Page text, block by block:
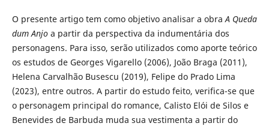
O presente artigo tem como objetivo analisar a obraA Queda
dum Anjoa partir da perspectiva da indumentária dos
personagens. Para isso, serão utilizados como aporte teórico
os estudos de Georges Vigarello (2006), João Braga (2011),
Helena Carvalhão Busescu (2019), Felipe do Prado Lima
(2023), entre outros. A partir do estudo feito, verifica-se que
o personagem principal do romance, Calisto Elói de Silos e
Benevides de Barbuda muda sua vestimenta a partir do